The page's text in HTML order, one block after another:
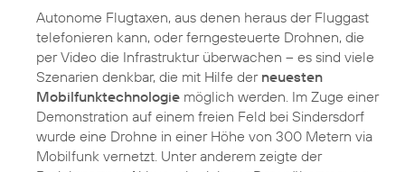
Autonome Flugtaxen, aus denen heraus der Fluggast
telefonieren kann, oder ferngesteuerte Drohnen, die
per Video die Infrastruktur überwachen – es sind viele
Szenarien denkbar, die mit Hilfe der neuesten
Mobilfunktechnologie möglich werden. Im Zuge einer
Demonstration auf einem freien Feld bei Sindersdorf
wurde eine Drohne in einer Höhe von 300 Metern via
Mobilfunk vernetzt. Unter anderem zeigte der